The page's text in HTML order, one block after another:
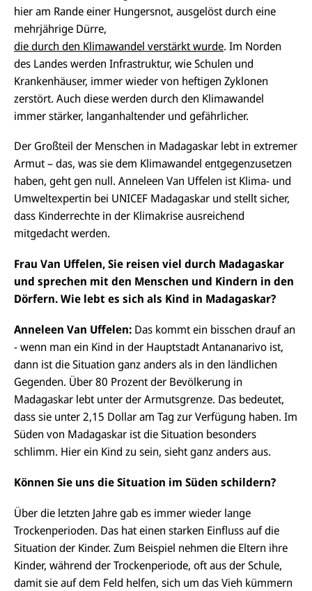
hier am Rande einer Hungersnot, ausgelöst durch eine
mehrjährige Dürre,
die durch den Klimawandel verstärkt wurde. Im Norden
des Landes werden Infrastruktur, wie Schulen und
Krankenhäuser, immer wieder von heftigen Zyklonen
zerstört. Auch diese werden durch den Klimawandel
immer stärker, langanhaltender und gefährlicher.
Der Großteil der Menschen in Madagaskar lebt in extremer
Armut – das, was sie dem Klimawandel entgegenzusetzen
haben, geht gen null. Anneleen Van Uffelen ist Klima- und
Umweltexpertin bei UNICEF Madagaskar und stellt sicher,
dass Kinderrechte in der Klimakrise ausreichend
mitgedacht werden.
Frau Van Uffelen, Sie reisen viel durch Madagaskar
und sprechen mit den Menschen und Kindern in den
Dörfern. Wie lebt es sich als Kind in Madagaskar?
Anneleen Van Uffelen: Das kommt ein bisschen drauf an
- wenn man ein Kind in der Hauptstadt Antananarivo ist,
dann ist die Situation ganz anders als in den ländlichen
Gegenden. Über 80 Prozent der Bevölkerung in
Madagaskar lebt unter der Armutsgrenze. Das bedeutet,
dass sie unter 2,15 Dollar am Tag zur Verfügung haben. Im
Süden von Madagaskar ist die Situation besonders
schlimm. Hier ein Kind zu sein, sieht ganz anders aus.
Können Sie uns die Situation im Süden schildern?
Über die letzten Jahre gab es immer wieder lange
Trockenperioden. Das hat einen starken Einfluss auf die
Situation der Kinder. Zum Beispiel nehmen die Eltern ihre
Kinder, während der Trockenperiode, oft aus der Schule,
damit sie auf dem Feld helfen, sich um das Vieh kümmern